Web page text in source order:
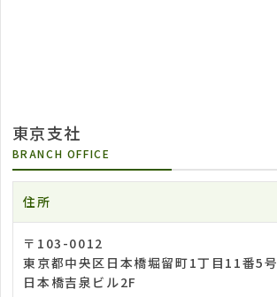
東京支社
BRANCH OFFICE
住所
〒103-0012
東京都中央区日本橋堀留町1丁目11番5号
日本橋吉泉ビル2F